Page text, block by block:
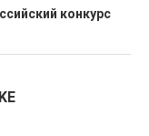
конкурс